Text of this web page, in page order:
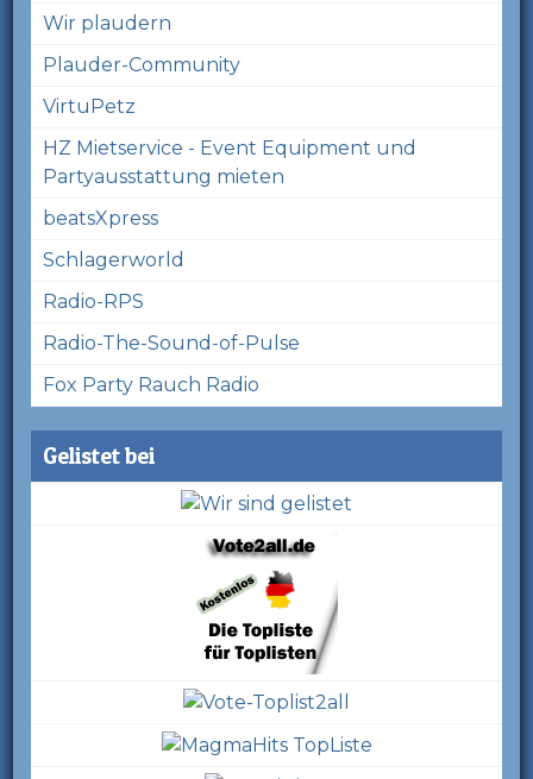
Wir plaudern
Plauder-Community
VirtuPetz
HZ Mietservice - Event Equipment und
Partyausstattung mieten
beatsXpress
Schlagerworld
Radio-RPS
Radio-The-Sound-of-Pulse
Fox Party Rauch Radio
Gelistet bei